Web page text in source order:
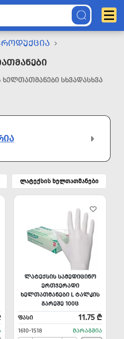
ᲡᲮᲕᲐᲓᲐᲡᲮᲕᲐ
ლატექსის ხელთათმანები
ᲚᲐᲢᲔᲥᲡᲘᲡ ᲡᲐᲛᲔᲓᲘᲪᲘᲜᲝ
ᲔᲠᲗᲯᲔᲠᲐᲓᲘ
ᲮᲔᲚᲗᲐᲗᲛᲐᲜᲔᲑᲘ L ᲢᲐᲚᲙᲘᲡ
ᲒᲐᲠᲔᲨᲔ 100Ც
ᲤᲐᲡᲘ
11.75 ₾
1610-1518 ᲛᲐᲠᲐᲒᲨᲘᲐ